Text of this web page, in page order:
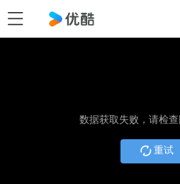
数据获取失败，请检
重试